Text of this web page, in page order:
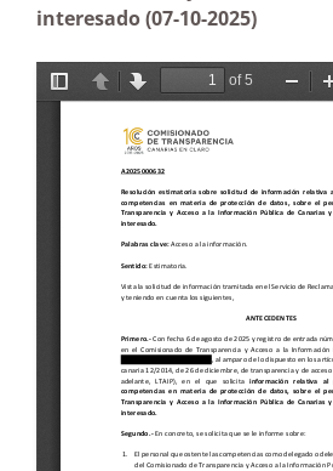
interesado (07-10-2025)